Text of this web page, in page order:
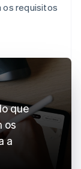
os requisitos
que
os
a